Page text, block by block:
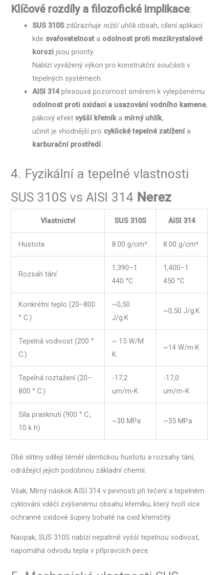
Klíčové rozdíly a filozofické implikace:
SUS 310Szdůrazňuje nižší uhlíkobsah, cílení aplikací
kde svařovatelnost a odolnost proti mezikrystalové
korozi jsou priority.
Nabízí vyvážený výkon pro konstrukční součásti v
tepelných systémech.
AISI 314přesouvá pozornost směrem k vylepšenému
odolnost proti oxidaci a usazování vodního kamene,
pákový efektvyšší křemíka mírný uhlík,
učinit je vhodnější pro cyklické tepelné zatíženía
karburační prostředí.
4. Fyzikální a tepelné vlastnosti
SUS 310S vs AISI 314 Nerez
Vlastnictví SUS 310S AISI 314
Hustota 8.00 g/cm³ 8.00 g/cm³
Rozsah tání
1,390–1
440 °C
1,400–1
450 °C
Konkrétní teplo (20–800
° C.)
~0,50
J/g.K
~0,50 J/g.K
Tepelná vodivost (200 °
C.)
~ 15 W/M ·
K.
~14 W/m·K
Tepelná roztažení (20–
800 ° C.)
-17,2
um/m-K
-17,0
um/m-K
Síla prasknutí (900 ° C.,
10 k h)
~30 MPa ~35 MPa
Obě slitiny sdílejí téměř identickou hustotu a rozsahy tání,
odrážející jejich podobnou základní chemii.
Však, Mírný náskok AISI 314 v pevnosti při tečení a tepelném
cyklování vděčí zvýšenému obsahu křemíku, který tvoří více
ochranné oxidové šupiny bohaté na oxid křemičitý.
Naopak, SUS 310S nabízí nepatrně vyšší tepelnou vodivost,
napomáhá odvodu tepla v přípravcích pece.